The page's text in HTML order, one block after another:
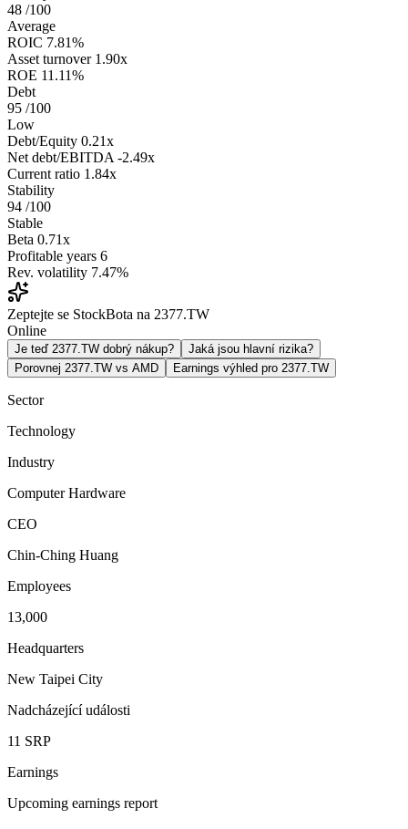
48 /100
Average
ROIC 7.81%
Asset turnover 1.90x
ROE 11.11%
Debt
95 /100
Low
Debt/Equity 0.21x
Net debt/EBITDA -2.49x
Current ratio 1.84x
Stability
94 /100
Stable
Beta 0.71x
Profitable years 6
Rev. volatility 7.47%
Zeptejte se StockBota na 2377.TW
Online
Je teď 2377.TW dobrý nákup?
Jaká jsou hlavní rizika?
Porovnej 2377.TW vs AMD
Earnings výhled pro 2377.TW
Sector
Technology
Industry
Computer Hardware
CEO
Chin-Ching Huang
Employees
13,000
Headquarters
New Taipei City
Nadcházející události
11 SRP
Earnings
Upcoming earnings report